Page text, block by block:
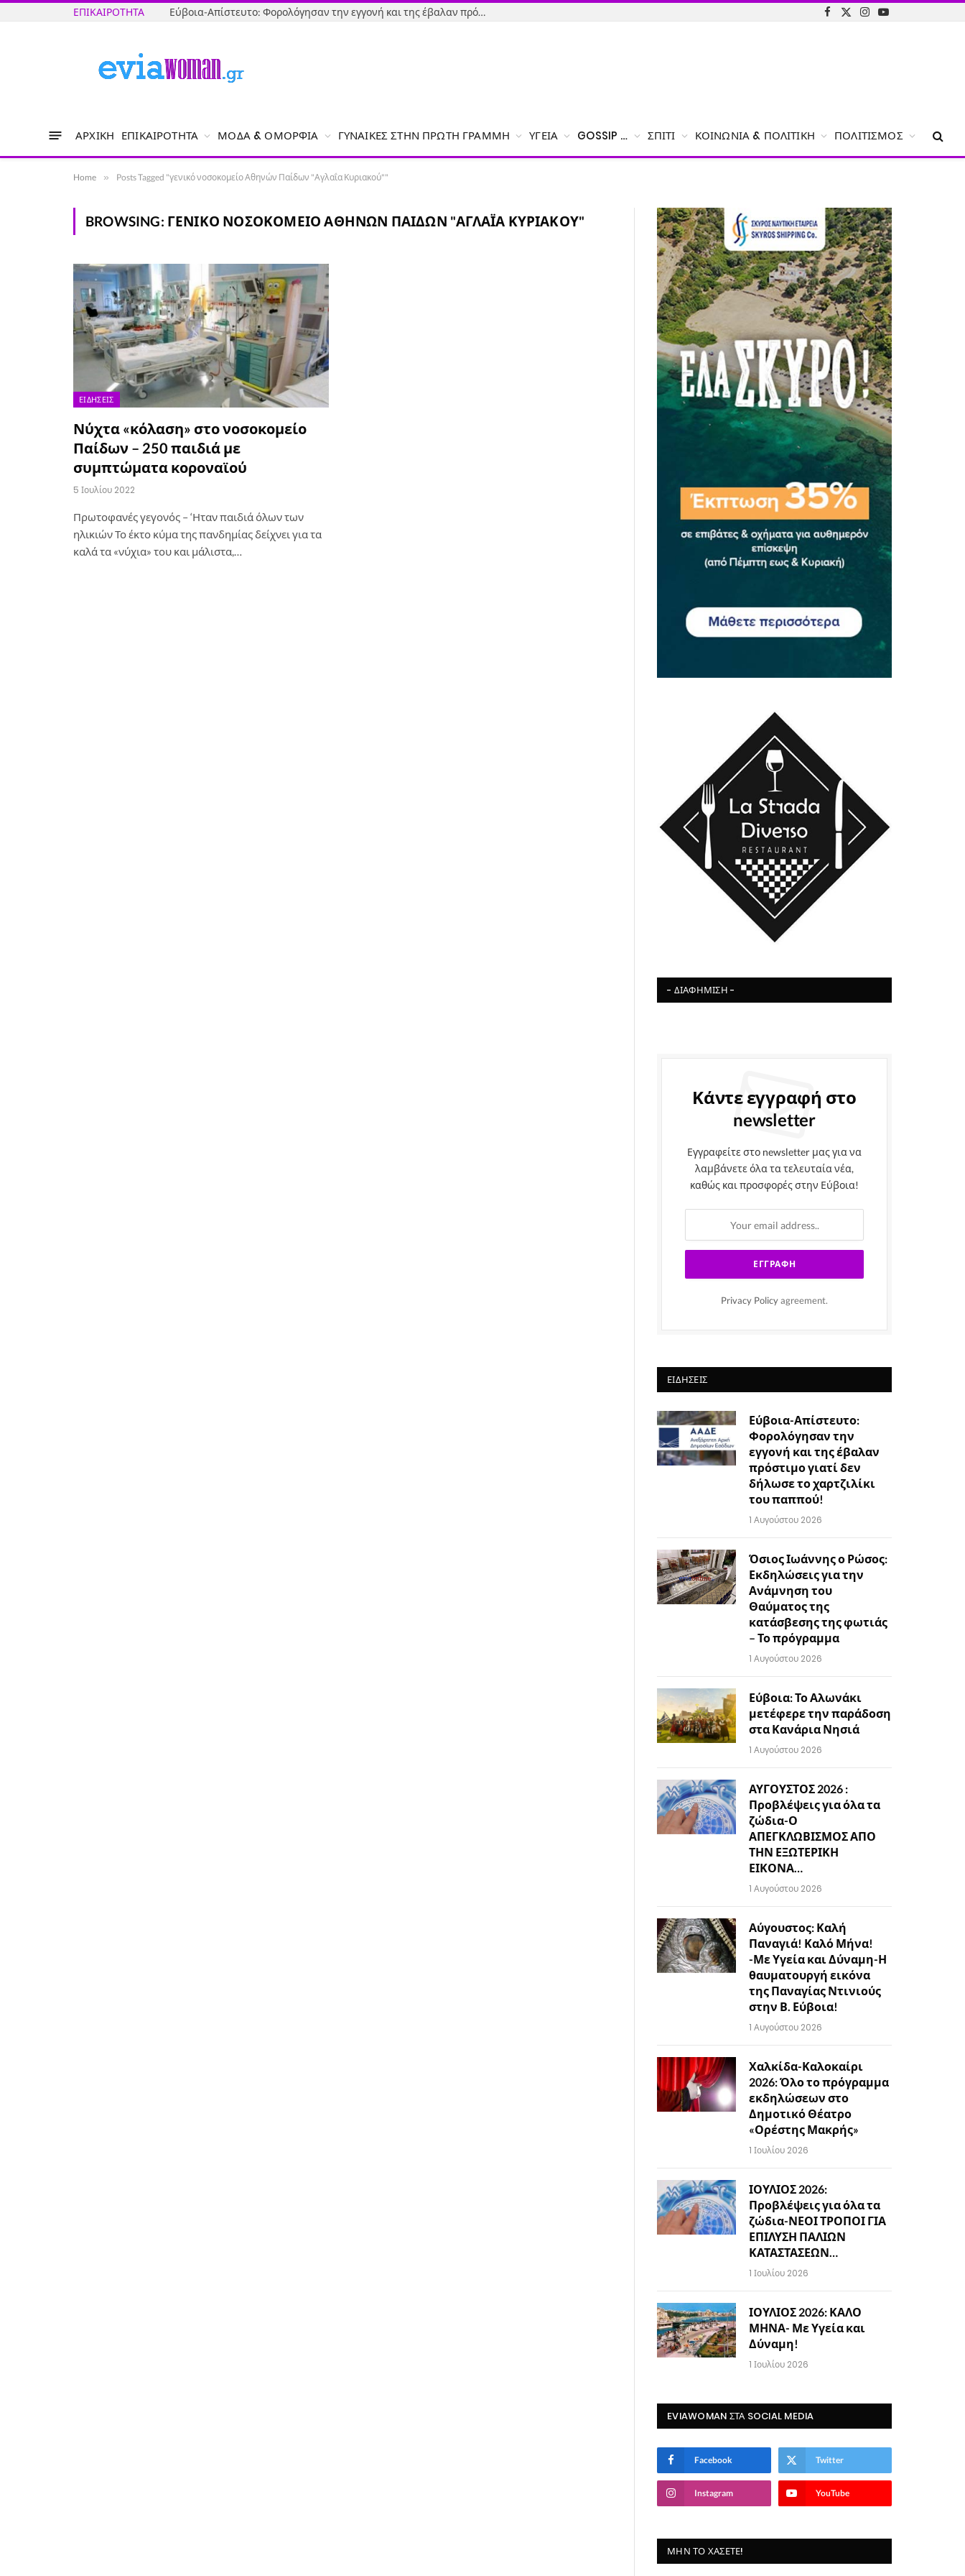
ΕΠΙΚΑΙΡΌΤΗΤΑ Εύβοια-Απίστευτο: Φορολόγησαν την εγγονή και της έβαλαν πρόστιμο γιατί δεν δήλωσε το χαρτζιλίκι του παππού!
Facebook
X
Instagram
YouTube
ΑΡΧΙΚΉ ΕΠΙΚΑΙΡΌΤΗΤΑ ΜΌΔΑ & ΟΜΟΡΦΙΆ ΓΥΝΑΊΚΕΣ ΣΤΗΝ ΠΡΏΤΗ ΓΡΑΜΜΉ ΥΓΕΊΑ GOSSIP … ΣΠΊΤΙ ΚΟΙΝΩΝΊΑ & ΠΟΛΙΤΙΚΉ ΠΟΛΙΤΙΣΜΌΣ
Home » Posts Tagged "γενικό νοσοκομείο Αθηνών Παίδων "Αγλαΐα Κυριακού""
BROWSING: ΓΕΝΙΚΌ ΝΟΣΟΚΟΜΕΊΟ ΑΘΗΝΏΝ ΠΑΊΔΩΝ "ΑΓΛΑΪ́Α ΚΥΡΙΑΚΟΎ"
ΕΙΔΉΣΕΙΣ
Νύχτα «κόλαση» στο νοσοκομείο
Παίδων – 250 παιδιά με
συμπτώματα κοροναϊού
5 Ιουλίου 2022
Πρωτοφανές γεγονός – ‘Ηταν παιδιά όλων των
ηλικιών Το έκτο κύμα της πανδημίας δείχνει για τα
καλά τα «νύχια» του και μάλιστα,…
- ΔΙΑΦΉΜΙΣΗ -
Κάντε εγγραφή στο
newsletter
Εγγραφείτε στο newsletter μας για να
λαμβάνετε όλα τα τελευταία νέα,
καθώς και προσφορές στην Εύβοια!
Privacy Policy agreement.
ΕΙΔΉΣΕΙΣ
Εύβοια-Απίστευτο:
Φορολόγησαν την
εγγονή και της έβαλαν
πρόστιμο γιατί δεν
δήλωσε το χαρτζιλίκι
του παππού!
1 Αυγούστου 2026
Όσιος Ιωάννης ο Ρώσος:
Εκδηλώσεις για την
Ανάμνηση του
Θαύματος της
κατάσβεσης της φωτιάς
– Το πρόγραμμα
1 Αυγούστου 2026
Εύβοια: Το Αλωνάκι
μετέφερε την παράδοση
στα Κανάρια Νησιά
1 Αυγούστου 2026
ΑΥΓΟΥΣΤΟΣ 2026 :
Προβλέψεις για όλα τα
ζώδια-Ο
ΑΠΕΓΚΛΩΒΙΣΜΟΣ ΑΠΟ
ΤΗΝ ΕΞΩΤΕΡΙΚΗ
ΕΙΚΟΝΑ…
1 Αυγούστου 2026
Αύγουστος: Καλή
Παναγιά! Καλό Μήνα!
-Με Υγεία και Δύναμη-Η
θαυματουργή εικόνα
της Παναγίας Ντινιούς
στην Β. Εύβοια!
1 Αυγούστου 2026
Χαλκίδα-Καλοκαίρι
2026: Όλο το πρόγραμμα
εκδηλώσεων στο
Δημοτικό Θέατρο
«Ορέστης Μακρής»
1 Ιουλίου 2026
ΙΟΥΛΙΟΣ 2026:
Προβλέψεις για όλα τα
ζώδια-ΝΕΟΙ ΤΡΟΠΟΙ ΓΙΑ
ΕΠΙΛΥΣΗ ΠΑΛΙΩΝ
ΚΑΤΑΣΤΑΣΕΩΝ…
1 Ιουλίου 2026
ΙΟΥΛΙΟΣ 2026: ΚΑΛΟ
ΜΗΝΑ- Με Υγεία και
Δύναμη!
1 Ιουλίου 2026
EVIAWOMAN ΣΤΑ SOCIAL MEDIA
Facebook Twitter
Instagram YouTube
ΜΗΝ ΤΟ ΧΆΣΕΤΕ!